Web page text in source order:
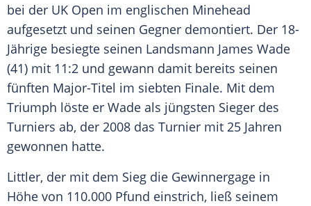
bei der UK Open im englischen Minehead
aufgesetzt und seinen Gegner demontiert. Der 18-
Jährige besiegte seinen Landsmann James Wade
(41) mit 11:2 und gewann damit bereits seinen
fünften Major-Titel im siebten Finale. Mit dem
Triumph löste er Wade als jüngsten Sieger des
Turniers ab, der 2008 das Turnier mit 25 Jahren
gewonnen hatte.
Littler, der mit dem Sieg die Gewinnergage in
Höhe von 110.000 Pfund einstrich, ließ seinem